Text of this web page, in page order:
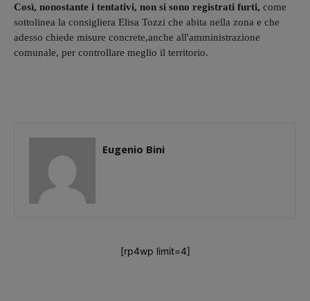
Così, nonostante i tentativi, non si sono registrati furti, come
sottolinea la consigliera Elisa Tozzi che abita nella zona e che
adesso chiede misure concrete,anche all'amministrazione
comunale, per controllare meglio il territorio.
Eugenio Bini
[rp4wp limit=4]